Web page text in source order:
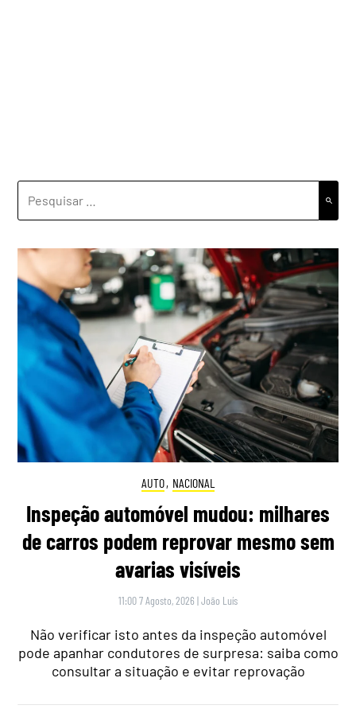
AUTO, NACIONAL
Inspeção automóvel mudou: milhares
de carros podem reprovar mesmo sem
avarias visíveis
11:00 7 Agosto, 2026 |João Luís
Não verificar isto antes da inspeção automóvel
pode apanhar condutores de surpresa: saiba como
consultar a situação e evitar reprovação